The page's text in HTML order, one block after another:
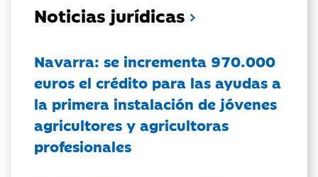
Noticias jurídicas
Navarra: se incrementa 970.000
euros el crédito para las ayudas a
la primera instalación de jóvenes
agricultores y agricultoras
profesionales